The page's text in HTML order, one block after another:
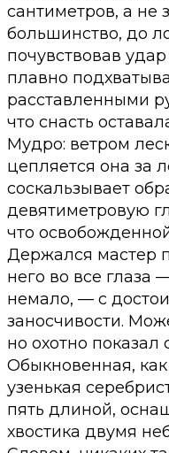
сантиметров, а не
большинство, до
почувствовав
плавно
расставленными
что снасть
Мудро: ветром
цепляется она за
соскальзывает
девятиметровую
что
Держался мастер
него во все глаза
немало, — с
заносчивости.
но охотно показал
Обыкновенная, как
узенькая
пять длиной,
хвостика двумя